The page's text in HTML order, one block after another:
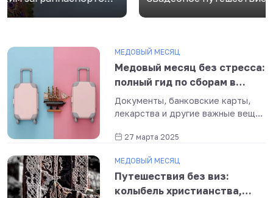
полететь в медовый месяц
МЕДОВЫЙ МЕСЯЦ
Медовый месяц без стресса:
полный гид по сборам в
свадебное путешествие
Документы, банковские карты,
лекарства и другие важные вещи,
свадебное путешествие.
27 марта 2025
МЕДОВЫЙ МЕСЯЦ
Путешествия без виз:
колыбель христианства,